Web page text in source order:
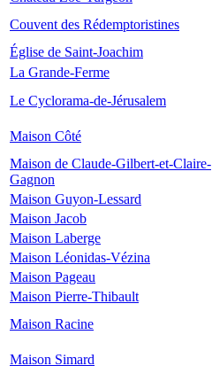
Couvent des Rédemptoristines
Église de Saint-Joachim
La Grande-Ferme
Le Cyclorama-de-Jérusalem
Maison Côté
Maison de Claude-Gilbert-et-Claire-
Gagnon
Maison Guyon-Lessard
Maison Jacob
Maison Laberge
Maison Léonidas-Vézina
Maison Pageau
Maison Pierre-Thibault
Maison Racine
Maison Simard